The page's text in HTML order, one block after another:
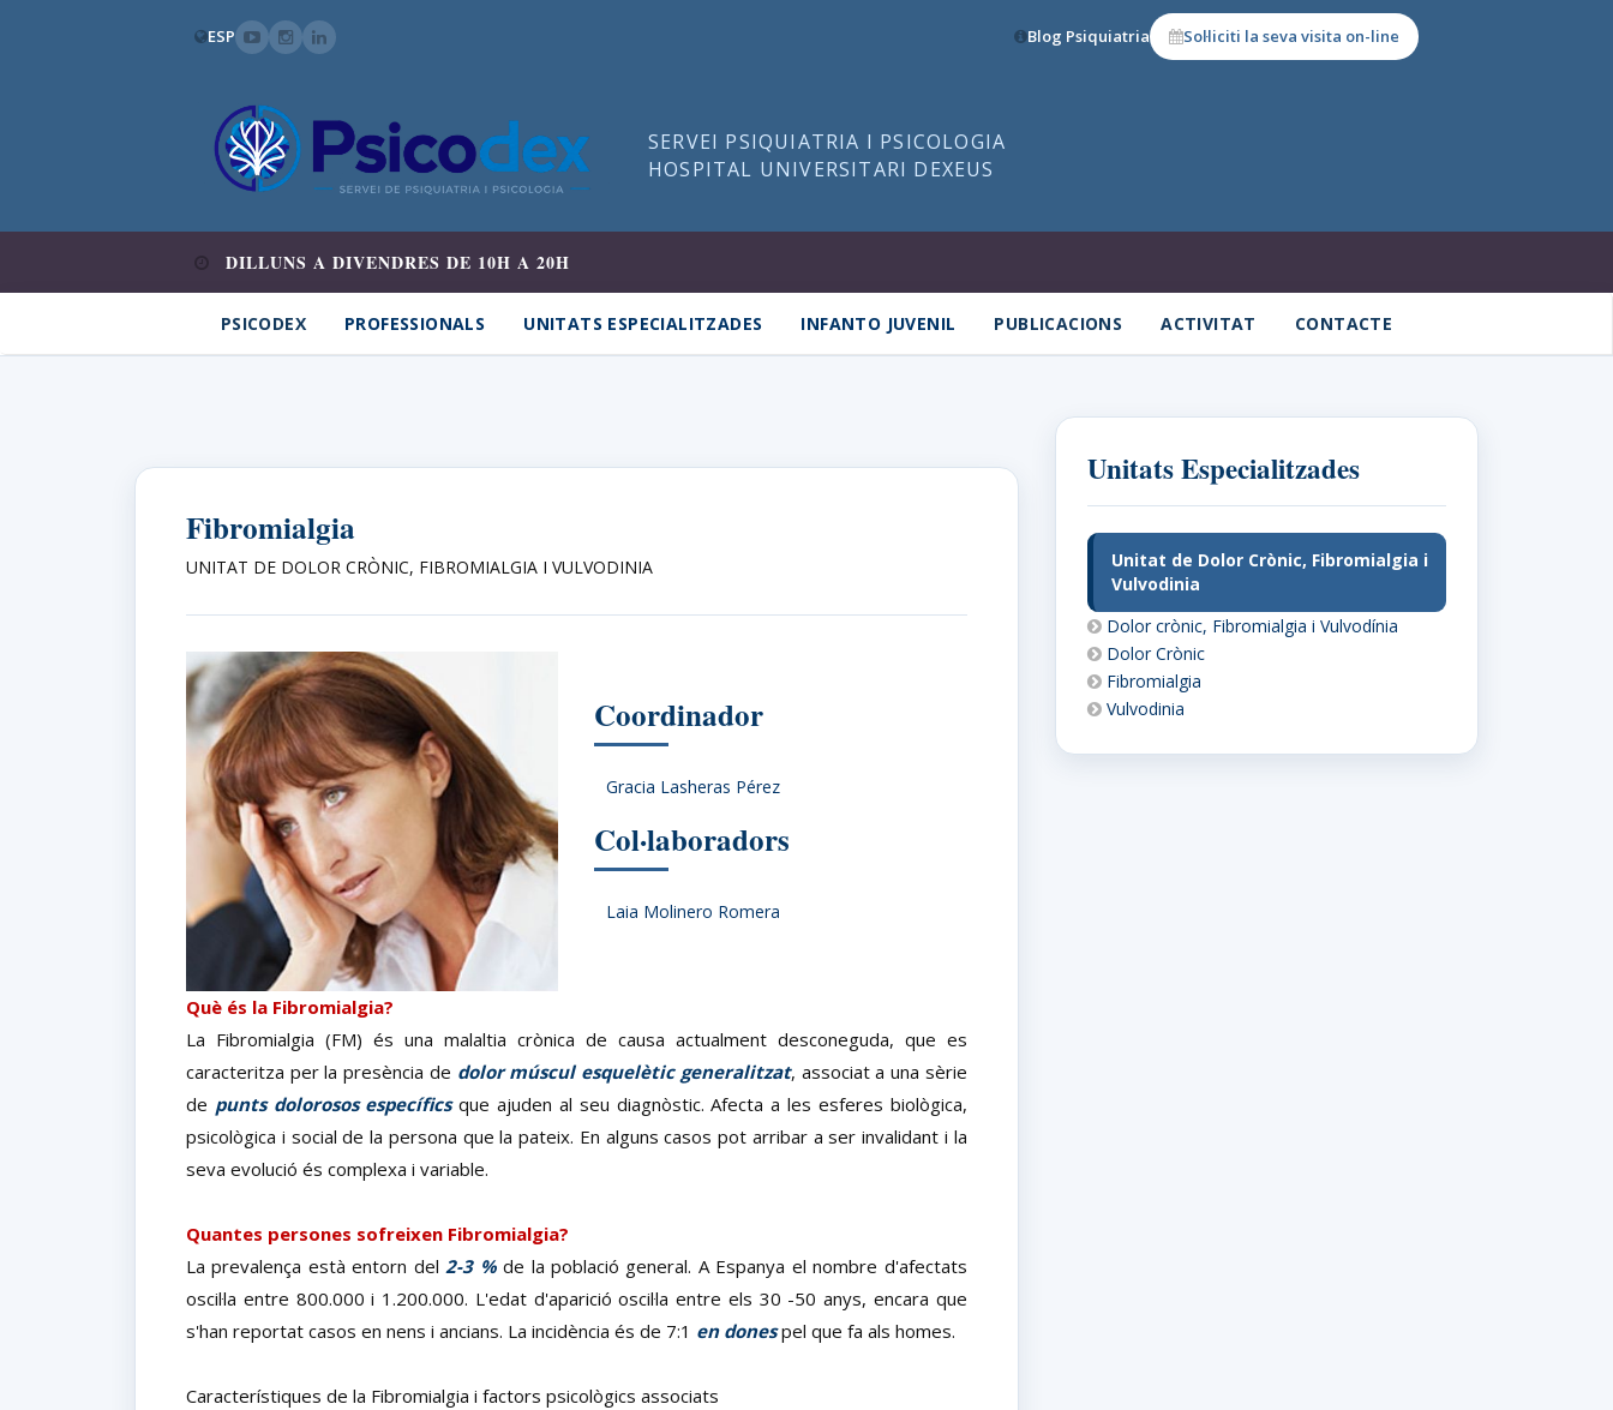
ESP Blog Psiquiatria Sol·liciti la seva visita on-line
SERVEI PSIQUIATRIA I PSICOLOGIA
HOSPITAL UNIVERSITARI DEXEUS
DILLUNS A DIVENDRES DE 10H A 20H
PSICODEX PROFESSIONALS UNITATS ESPECIALITZADES INFANTO JUVENIL PUBLICACIONS ACTIVITAT CONTACTE
Fibromialgia
UNITAT DE DOLOR CRÒNIC, FIBROMIALGIA I VULVODINIA
Coordinador
Gracia Lasheras Pérez
Col·laboradors
Laia Molinero Romera
Què és la Fibromialgia?
La Fibromialgia (FM) és una malaltia crònica de causa actualment desconeguda, que es
caracteritza per la presència de dolor múscul esquelètic generalitzat, associat a una sèrie
de punts dolorosos específicsque ajuden al seu diagnòstic. Afecta a les esferes biològica,
psicològica i social de la persona que la pateix. En alguns casos pot arribar a ser invalidant i la
seva evolució és complexa i variable.
Quantes persones sofreixen Fibromialgia?
La prevalença està entorn del 2-3 %de la població general. A Espanya el nombre d'afectats
oscil·la entre 800.000 i 1.200.000. L'edat d'aparició oscil·la entre els 30 -50 anys, encara que
s'han reportat casos en nens i ancians. La incidència és de 7:1 en donespel que fa als homes.
Característiques de la Fibromialgia i factors psicològics associats
Unitats Especialitzades
Unitat de Dolor Crònic, Fibromialgia i
Vulvodinia
Dolor crònic, Fibromialgia i Vulvodínia
Dolor Crònic
Fibromialgia
Vulvodinia